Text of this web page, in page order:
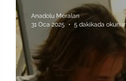
Anadolu Meraları
31 Oca 2025
5 dakikada okunur